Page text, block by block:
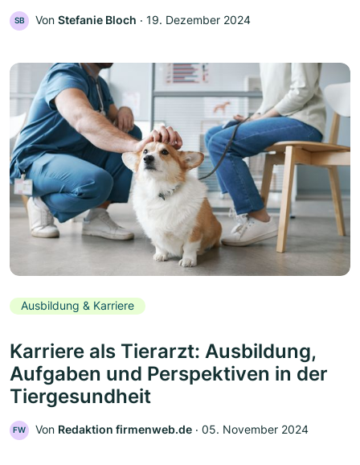
SB Von Stefanie Bloch ‧ 19. Dezember 2024
Ausbildung & Karriere
Karriere als Tierarzt: Ausbildung,
Aufgaben und Perspektiven in der
Tiergesundheit
FW Von Redaktion firmenweb.de ‧ 05. November 2024